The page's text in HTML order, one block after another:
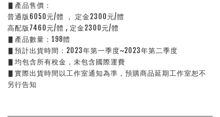
▋產品售價：
普通版6050元/體 ， 定金2300元/體
高配版7460元/體 , 定金2300元/體
▋產品數量：198體
▋預計出貨時間：2023年第一季度~2023年第二季度
▋均包含所有稅金，未包含國際運費
▋實際出貨時間以工作室通知為準，預購商品延期工作室恕不
另行告知